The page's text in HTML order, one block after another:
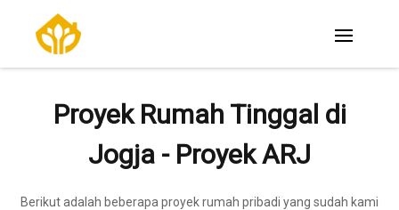
Proyek Rumah Tinggal di
Jogja - Proyek ARJ
Berikut adalah beberapa proyek rumah pribadi yang sudah kami